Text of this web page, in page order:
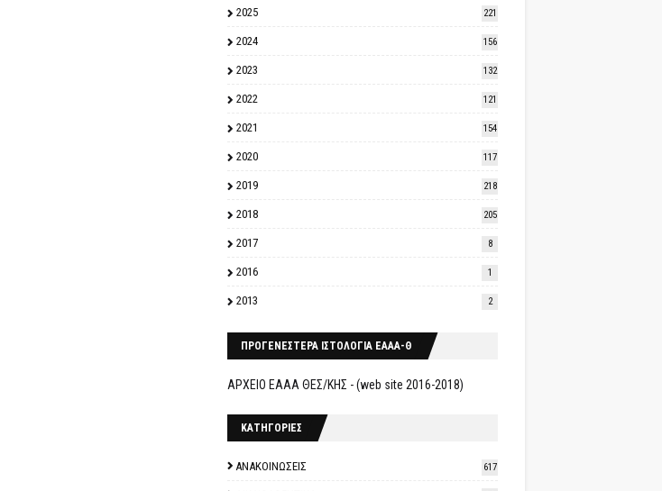
2025 221
2024 156
2023 132
2022 121
2021 154
2020 117
2019 218
2018 205
2017 8
2016 1
2013 2
ΠΡΟΓΕΝΕΣΤΕΡΑ ΙΣΤΟΛΟΓΙΑ ΕΑΑΑ-Θ
ΑΡΧΕΙΟ ΕΑΑΑ ΘΕΣ/ΚΗΣ - (web site 2016-2018)
ΚΑΤΗΓΟΡΙΕΣ
ΑΝΑΚΟΙΝΩΣΕΙΣ 617